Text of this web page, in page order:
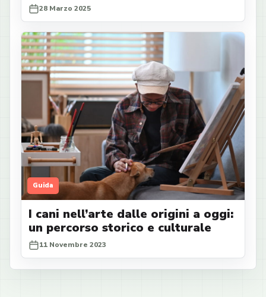
28 Marzo 2025
Guida
I cani nell’arte dalle origini a oggi:
un percorso storico e culturale
11 Novembre 2023